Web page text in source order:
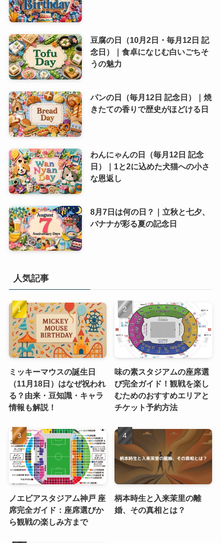
豆腐の日（10月2日・毎月12日 記
念日）｜食卓になじむ白いごちそ
うの魅力
パンの日（毎月12日 記念日）｜焼
きたての香りで歴史がほどける日
わんにゃんの日（毎月12日 記念
日）｜1と2に込めた犬猫への小さ
な恩返し
8月7日は何の日？｜立秋と七夕、
バナナが彩る夏の記念日
人気記事
ミッキーマウスの誕生日
（11月18日）はなぜ祝われ
る？由来・豆知識・キャラ
情報も解説！
味の素スタジアムの座席選
び完全ガイド！観戦を楽し
むためのおすすめエリアと
チケット予約方法
ノエビアスタジアム神戸 座
席完全ガイド：座席選びか
ら観戦の楽しみ方まで
柄本時生と入来茉里の離
婚、その真相とは？